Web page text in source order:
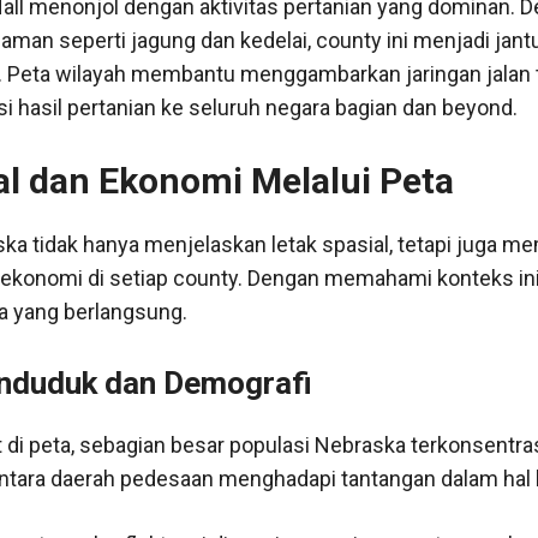
menonjol dengan aktivitas pertanian yang dominan.
seperti jagung dan kedelai, county ini menjadi
Peta wilayah membantu menggambarkan jaringan
hasil pertanian ke seluruh negara bagian dan beyond.
dan Ekonomi Melalui Peta
tidak hanya menjelaskan letak spasial, tetapi juga
di setiap county. Dengan memahami konteks
yang berlangsung.
dan Demografi
peta, sebagian besar populasi Nebraska
daerah pedesaan menghadapi tantangan dalam hal